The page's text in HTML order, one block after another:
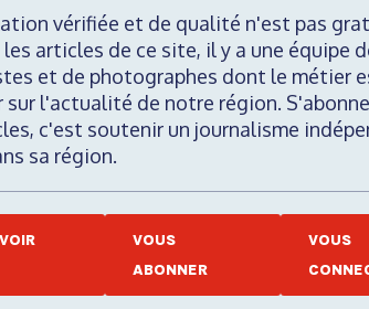
vérifiée et de qualité n'est pas
les articles de ce site, il y a une équipe
et de photographes dont le métier
sur l'actualité de notre région.
c'est soutenir un journalisme
sa région.
VOUS
ABONNER
VOUS